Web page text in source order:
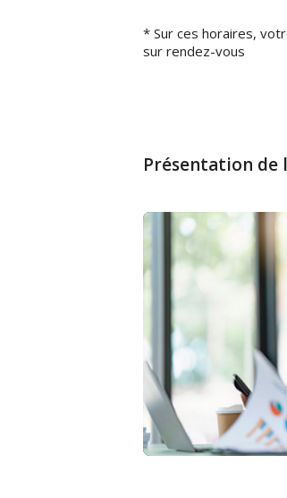
* Sur ces horaires,
sur rendez-vous
Présentation de